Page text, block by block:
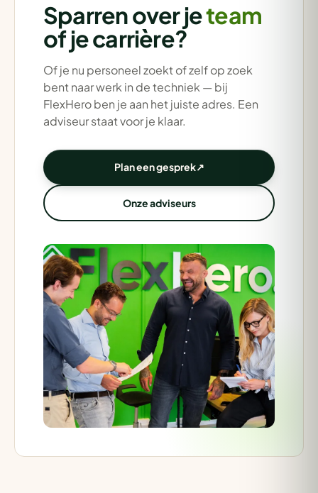
Sparren over jeteam
of je carrière?
Of je nu personeel zoekt of zelf op zoek
bent naar werk in de techniek — bij
FlexHero ben je aan het juiste adres. Een
adviseur staat voor je klaar.
Plan een gesprek↗
Onze adviseurs